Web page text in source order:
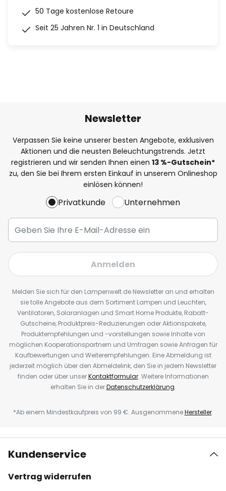
50 Tage kostenlose Retoure
Seit 25 Jahren Nr. 1 in Deutschland
Newsletter
Verpassen Sie keine unserer besten Angebote, exklusiven
Aktionen und die neusten Beleuchtungstrends. Jetzt
registrieren und wir senden Ihnen einen 13 %-Gutschein*
zu, den Sie bei Ihrem ersten Einkauf in unserem Onlineshop
einlösen können!
Privatkunde Unternehmen
Anmelden
Melden Sie sich für den Lampenwelt.de Newsletter an und erhalten
sie tolle Angebote aus dem Sortiment Lampen und Leuchten,
Ventilatoren, Solaranlagen und Smart Home Produkte, Rabatt-
Gutscheine, Produktpreis-Reduzierungen oder Aktionspakete,
Produktempfehlungen und -vorstellungen sowie Inhalte von
möglichen Kooperationspartnern und Umfragen sowie Anfragen für
Kaufbewertungen und Weiterempfehlungen. Eine Abmeldung ist
jederzeit möglich über den Abmeldelink, den Sie in jedem Newsletter
finden oder über unserKontaktformular. Weitere Informationen
erhalten Sie in derDatenschutzerklärung.
*Ab einem Mindestkaufpreis von 99 €. AusgenommeneHersteller.
Kundenservice
Vertrag widerrufen